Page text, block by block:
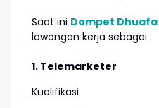
Saat ini Dompet Dhuafa
lowongan kerja sebagai :
1. Telemarketer
Kualifikasi